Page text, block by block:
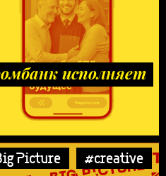
исполняет
Picture #creative